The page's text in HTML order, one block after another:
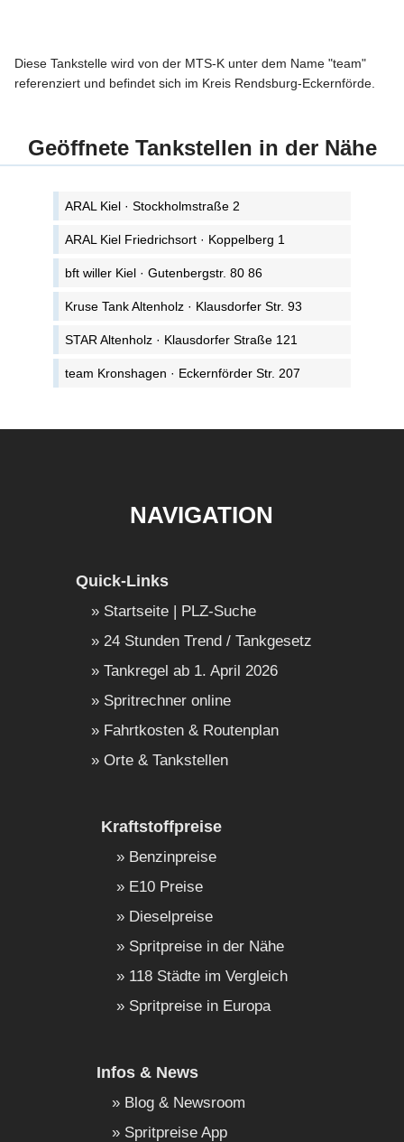
Diese Tankstelle wird von der MTS-K unter dem Name "team"
referenziert und befindet sich im Kreis Rendsburg-Eckernförde.
Geöffnete Tankstellen in der Nähe
ARAL Kiel · Stockholmstraße 2
ARAL Kiel Friedrichsort · Koppelberg 1
bft willer Kiel · Gutenbergstr. 80 86
Kruse Tank Altenholz · Klausdorfer Str. 93
STAR Altenholz · Klausdorfer Straße 121
team Kronshagen · Eckernförder Str. 207
NAVIGATION
Quick-Links
Startseite | PLZ-Suche
24 Stunden Trend / Tankgesetz
Tankregel ab 1. April 2026
Spritrechner online
Fahrtkosten & Routenplan
Orte & Tankstellen
Kraftstoffpreise
Benzinpreise
E10 Preise
Dieselpreise
Spritpreise in der Nähe
118 Städte im Vergleich
Spritpreise in Europa
Infos & News
Blog & Newsroom
Spritpreise App